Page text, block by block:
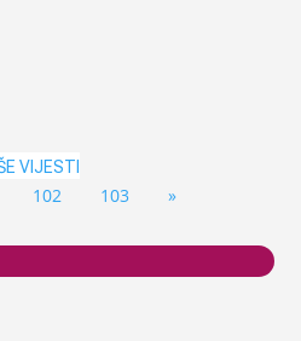
VIJESTI
102 103 »